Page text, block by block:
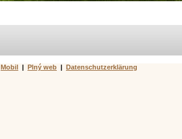
Mobil | Plný web | Datenschutzerklärung